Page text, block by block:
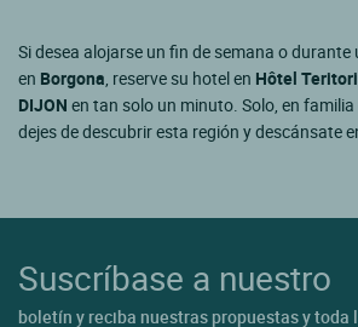
Si desea alojarse un fin de semana o
en Borgona, reserve su hotel en Hôtel
DIJON en tan solo un minuto. Solo, en
dejes de descubrir esta región y descánsate
Suscríbase a nuestro
boletín y reciba nuestras propuestas y toda